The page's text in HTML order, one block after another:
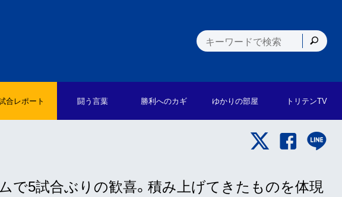
合レポート 闘う言葉 勝利へのカギ ゆかりの部屋 トリテンTV
で5試合ぶりの歓喜。積み上げてきたものを体現